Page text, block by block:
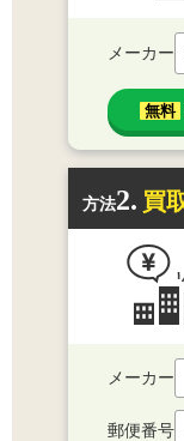
メーカー
無料
方法2. 買
メーカー
郵便番号